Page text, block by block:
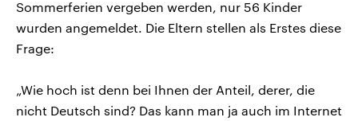
Sommerferien vergeben werden, nur 56 Kinder
wurden angemeldet. Die Eltern stellen als Erstes diese
Frage:
„Wie hoch ist denn bei Ihnen der Anteil, derer, die
nicht Deutsch sind? Das kann man ja auch im Internet